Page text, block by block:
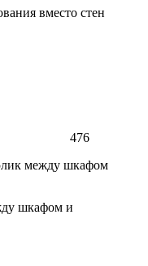
вместо стен
476
шкафом и